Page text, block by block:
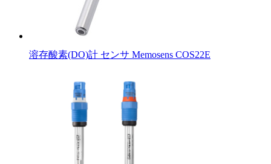
溶存酸素(DO)計 センサ Memosens COS22E